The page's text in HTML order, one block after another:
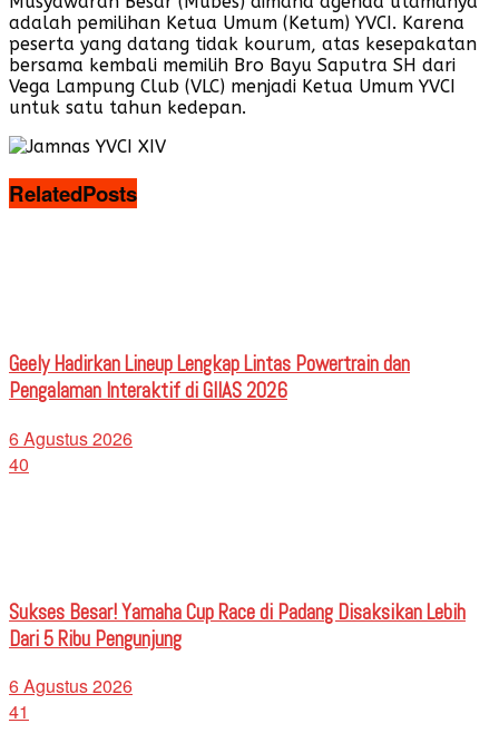
adalah pemilihan Ketua Umum (Ketum) YVCI. Karena
peserta yang datang tidak kourum, atas kesepakatan
bersama kembali memilih Bro Bayu Saputra SH dari
Vega Lampung Club (VLC) menjadi Ketua Umum YVCI
untuk satu tahun kedepan.
RelatedPosts
Geely Hadirkan Lineup Lengkap Lintas Powertrain dan
Pengalaman Interaktif di GIIAS 2026
6 Agustus 2026
40
Sukses Besar! Yamaha Cup Race di Padang Disaksikan Lebih
Dari 5 Ribu Pengunjung
6 Agustus 2026
41